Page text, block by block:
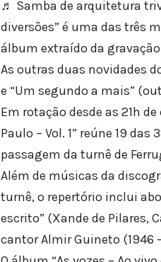
♬ Samba de arquitetura
diversões” é uma das três
álbum extraído da gravação
As outras duas novidades
e “Um segundo a mais”
Em rotação desde as 21h
Paulo – Vol. 1” reúne 19
passagem da turnê de
Além de músicas da
turnê, o repertório inclui
escrito” (Xande de Pilares,
cantor Almir Guineto (1946